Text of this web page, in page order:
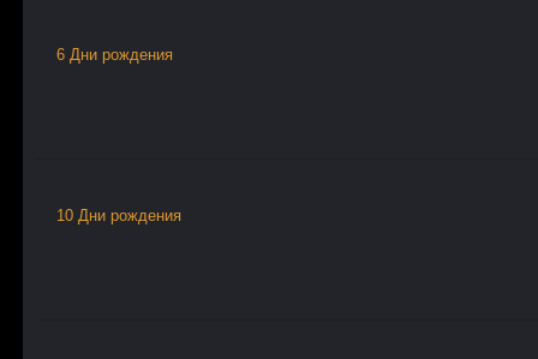
6 Дни рождения
10 Дни рождения